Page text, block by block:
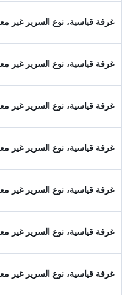
غرفة قياسية، نوع السرير غير
غرفة قياسية، نوع السرير غير
غرفة قياسية، نوع السرير غير
غرفة قياسية، نوع السرير غير
غرفة قياسية، نوع السرير غير
غرفة قياسية، نوع السرير غير
غرفة قياسية، نوع السرير غير